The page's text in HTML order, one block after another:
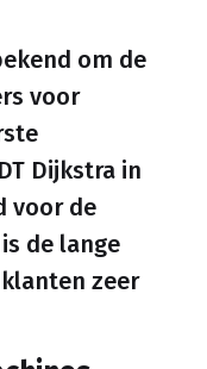
om de
voor
Dijkstra in
voor de
de lange
zeer